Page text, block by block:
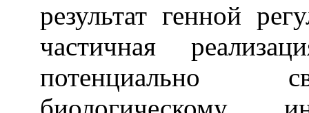
результат генной
частичная
потенциально